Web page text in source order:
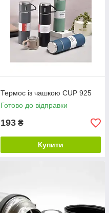
Термос із чашкою CUP 925
Готово до відправки
193 ₴
Купити